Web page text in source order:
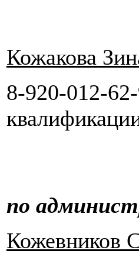
Кожакова
8-920-012-
по
Кожевников